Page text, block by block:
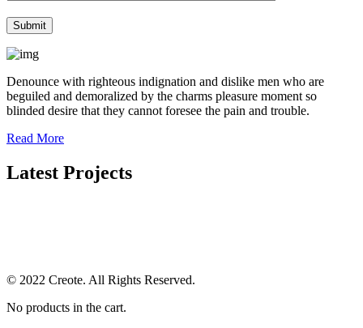
Denounce with righteous indignation and dislike men who are
beguiled and demoralized by the charms pleasure moment so
blinded desire that they cannot foresee the pain and trouble.
Read More
Latest Projects
© 2022 Creote. All Rights Reserved.
No products in the cart.